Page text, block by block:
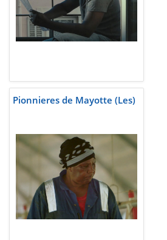
Pionnieres de Mayotte (Les)